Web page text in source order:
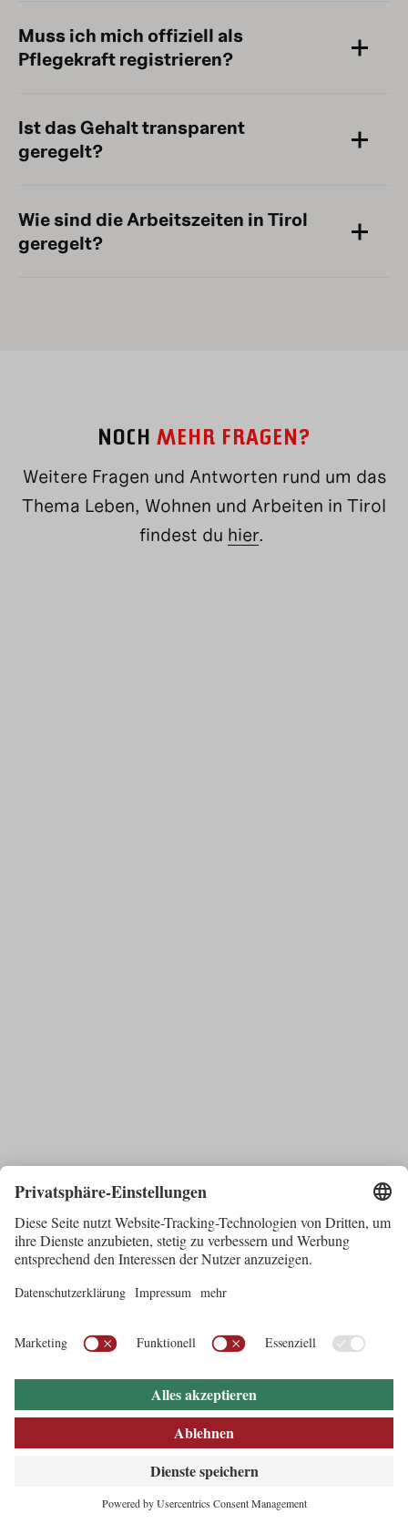
Muss ich mich offiziell als
Pflegekraft registrieren?
Ist das Gehalt transparent
geregelt?
Wie sind die Arbeitszeiten in Tirol
geregelt?
NOCH MEHR FRAGEN?
Weitere Fragen und Antworten rund um das
Thema Leben, Wohnen und Arbeiten in Tirol
findest du hier.